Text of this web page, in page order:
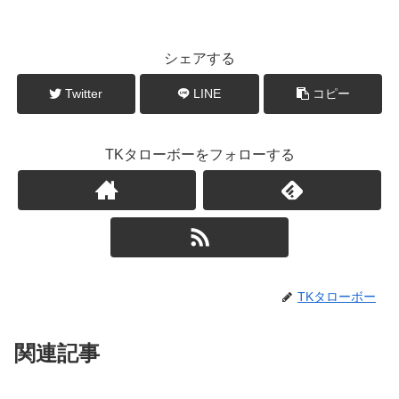
シェアする
Twitter LINE コピー
TKタローボーをフォローする
TKタローボー
関連記事